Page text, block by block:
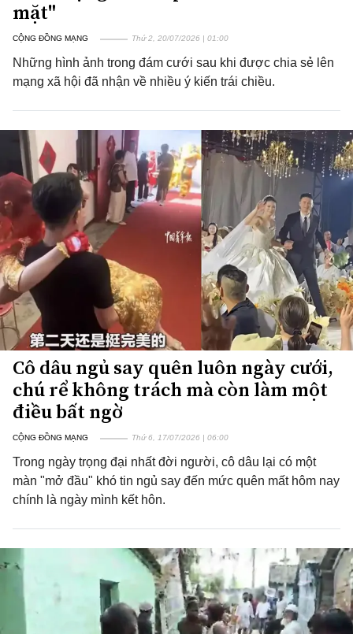
mặt"
CỘNG ĐỒNG MẠNG Thứ 2, 20/07/2026 | 01:00
Những hình ảnh trong đám cưới sau khi được chia sẻ lên
mạng xã hội đã nhận về nhiều ý kiến trái chiều.
Cô dâu ngủ say quên luôn ngày cưới,
chú rể không trách mà còn làm một
điều bất ngờ
CỘNG ĐỒNG MẠNG Thứ 6, 17/07/2026 | 06:00
Trong ngày trọng đại nhất đời người, cô dâu lại có một
màn "mở đầu" khó tin ngủ say đến mức quên mất hôm nay
chính là ngày mình kết hôn.